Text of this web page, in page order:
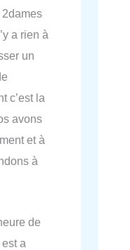
a rien à
un
c’est la
avons
et à
à
de
a